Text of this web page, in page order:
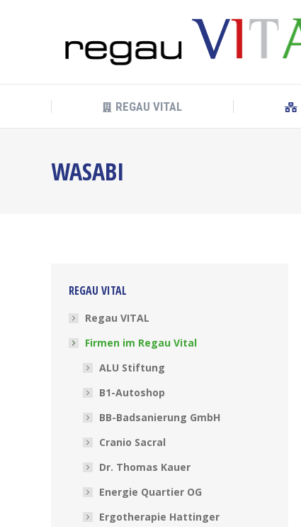
REGAU VITAL
WASABI
REGAU VITAL
Regau VITAL
Firmen im Regau Vital
ALU Stiftung
B1-Autoshop
BB-Badsanierung GmbH
Cranio Sacral
Dr. Thomas Kauer
Energie Quartier OG
Ergotherapie Hattinger